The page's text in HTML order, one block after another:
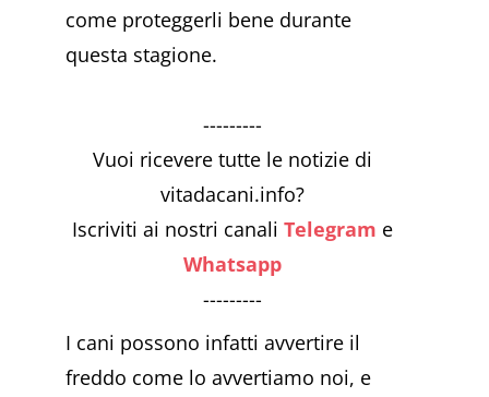
come proteggerli bene durante
questa stagione.
---------
Vuoi ricevere tutte le notizie di
vitadacani.info?
Iscriviti ai nostri canali Telegram e
Whatsapp
---------
I cani possono infatti avvertire il
freddo come lo avvertiamo noi, e